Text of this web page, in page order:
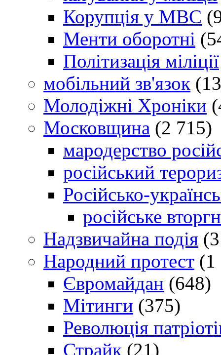
Корупція у МВС
Менти оборотні
Політизація міліції
мобільний зв'язок
Молодіжні Хроніки
Московщина (2 715)
мародерство
російський
Російсько-
російське
Надзвичайна подія
Народний протест (1
Євромайдан (648)
Мітинги (375)
Революція
Страйк (21)